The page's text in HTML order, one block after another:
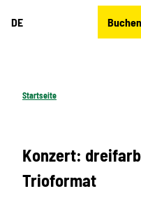
DE Buchen
Startseite
Konzert:
Trioformat